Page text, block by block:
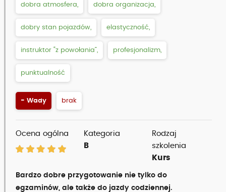
dobra atmosfera, dobra organizacja,
dobry stan pojazdów, elastyczność,
instruktor “z powołania”, profesjonalizm,
punktualność
- Wady brak
Ocena ogólna
Kategoria
B
Rodzaj
szkolenia
Kurs
Bardzo dobre przygotowanie nie tylko do
egzaminów, ale także do jazdy codziennej.